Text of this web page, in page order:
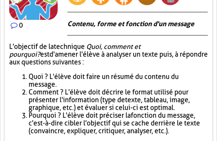
0 Contenu, forme et fonction d'un message
L'objectif de la technique Quoi, comment et
pourquoi?est d'amener l'élève à analyser un texte puis, à répondre
aux questions suivantes :
Quoi ? L'élève doit faire un résumé du contenu du
message.
Comment ? L'élève doit décrire le format utilisé pour
présenter l'information (type de texte, tableau, image,
graphique, etc.) et évaluer si celui-ci est optimal.
Pourquoi ? L'élève doit préciser la fonction du message,
c'est-à-dire cibler l'objectif qui se cache derrière le texte
(convaincre, expliquer, critiquer, analyser, etc.).